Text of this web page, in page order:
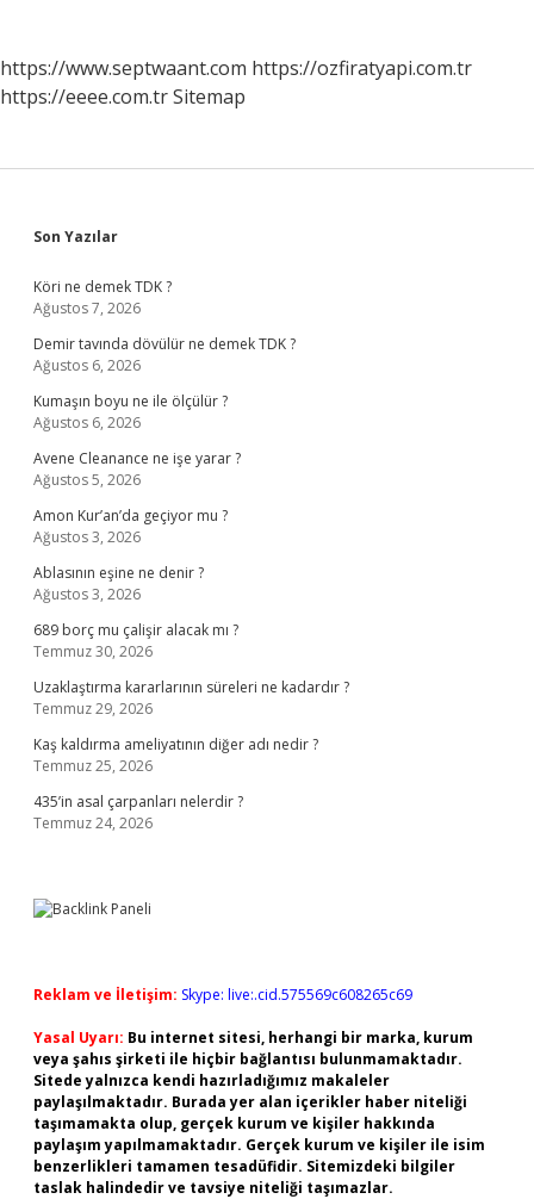
https://www.septwaant.com https://ozfiratyapi.com.tr
https://eeee.com.trSitemap
Sidebar
Son Yazılar
Köri ne demek TDK ?
Ağustos 7, 2026
Demir tavında dövülür ne demek TDK ?
Ağustos 6, 2026
Kumaşın boyu ne ile ölçülür ?
Ağustos 6, 2026
Avene Cleanance ne işe yarar ?
Ağustos 5, 2026
Amon Kur’an’da geçiyor mu ?
Ağustos 3, 2026
Ablasının eşine ne denir ?
Ağustos 3, 2026
689 borç mu çalişir alacak mı ?
Temmuz 30, 2026
Uzaklaştırma kararlarının süreleri ne kadardır ?
Temmuz 29, 2026
Kaş kaldırma ameliyatının diğer adı nedir ?
Temmuz 25, 2026
435’in asal çarpanları nelerdir ?
Temmuz 24, 2026
Reklam ve İletişim: Skype: live:.cid.575569c608265c69
Yasal Uyarı: Bu internet sitesi, herhangi bir marka, kurum
veya şahıs şirketi ile hiçbir bağlantısı bulunmamaktadır.
Sitede yalnızca kendi hazırladığımız makaleler
paylaşılmaktadır. Burada yer alan içerikler haber niteliği
taşımamakta olup, gerçek kurum ve kişiler hakkında
paylaşım yapılmamaktadır. Gerçek kurum ve kişiler ile isim
benzerlikleri tamamen tesadüfidir. Sitemizdeki bilgiler
taslak halindedir ve tavsiye niteliği taşımazlar.